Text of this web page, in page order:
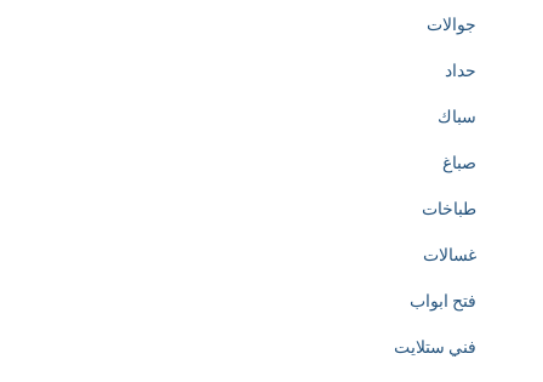
جوالات
حداد
سباك
صباغ
طباخات
غسالات
فتح ابواب
فني ستلايت